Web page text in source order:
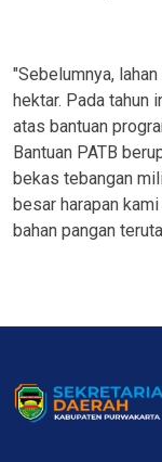
"Sebelumnya,
hektar. Pada tahun
atas bantuan
Bantuan PATB
bekas tebangan
besar harapan
bahan pangan